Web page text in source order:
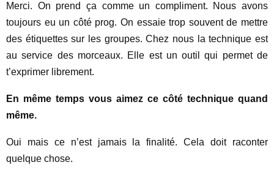
Merci. On prend ça comme un compliment. Nous avons
toujours eu un côté prog. On essaie trop souvent de mettre
des étiquettes sur les groupes. Chez nous la technique est
au service des morceaux. Elle est un outil qui permet de
t’exprimer librement.
En même temps vous aimez ce côté technique quand
même.
Oui mais ce n’est jamais la finalité. Cela doit raconter
quelque chose.